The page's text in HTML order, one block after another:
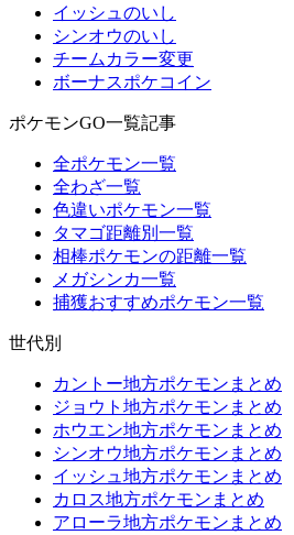
イッシュのいし
シンオウのいし
チームカラー変更
ボーナスポケコイン
ポケモンGO一覧記事
全ポケモン一覧
全わざ一覧
色違いポケモン一覧
タマゴ距離別一覧
相棒ポケモンの距離一覧
メガシンカ一覧
捕獲おすすめポケモン一覧
世代別
カントー地方ポケモンまとめ
ジョウト地方ポケモンまとめ
ホウエン地方ポケモンまとめ
シンオウ地方ポケモンまとめ
イッシュ地方ポケモンまとめ
カロス地方ポケモンまとめ
アローラ地方ポケモンまとめ